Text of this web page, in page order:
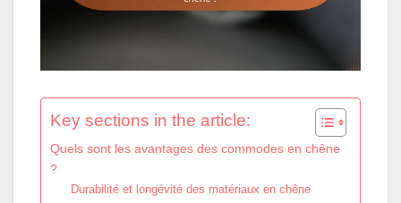
Key sections in the article:
Quels sont les avantages des commodes en chêne
?
Durabilité et longévité des matériaux en chêne